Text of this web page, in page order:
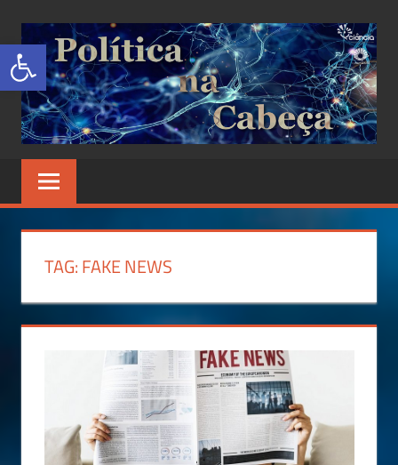
Abrir a barra de ferramentas
NA
CABEÇA
Site
TAG:FAKE NEWS